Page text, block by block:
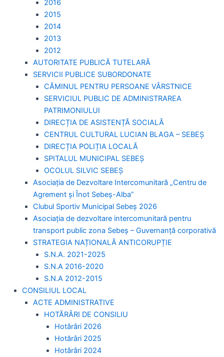
2016
2015
2014
2013
2012
AUTORITATE PUBLICĂ TUTELARĂ
SERVICII PUBLICE SUBORDONATE
CĂMINUL PENTRU PERSOANE VÂRSTNICE
SERVICIUL PUBLIC DE ADMINISTRAREA
PATRIMONIULUI
DIRECȚIA DE ASISTENȚĂ SOCIALĂ
CENTRUL CULTURAL LUCIAN BLAGA – SEBEȘ
DIRECȚIA POLIȚIA LOCALĂ
SPITALUL MUNICIPAL SEBEȘ
OCOLUL SILVIC SEBEȘ
Asociația de Dezvoltare Intercomunitară „Centru de
Agrement și Înot Sebeș-Alba”
Clubul Sportiv Municipal Sebeș 2026
Asociația de dezvoltare intercomunitară pentru
transport public zona Sebeș – Guvernanță corporativă
STRATEGIA NAȚIONALĂ ANTICORUPȚIE
S.N.A. 2021-2025
S.N.A 2016-2020
S.N.A 2012-2015
CONSILIUL LOCAL
ACTE ADMINISTRATIVE
HOTĂRÂRI DE CONSILIU
Hotărâri 2026
Hotărâri 2025
Hotărâri 2024